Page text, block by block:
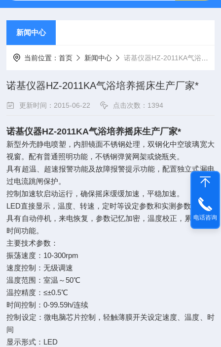
新闻中心
当前位置：首页 新闻中心 诺基仪器HZ-2011KA气浴培养摇床生产厂家*
诺基仪器HZ-2011KA气浴培养摇床生产厂家*
更新时间：2015-06-22 点击次数：1394
诺基仪器HZ-2011KA气浴培养摇床生产厂家*
新型外壳静电喷塑，内胆镜面不锈钢处理，双钢化中空玻璃宽大
视窗。配有普通照明功能，不锈钢弹簧网架或烧瓶夹。
具有超温、超速报警功能及故障报警提示功能，配置独立式漏电
过电流跳闸保护。
控制加速软启动运行，确保摇床缓缓加速，平稳加速。
LED直接显示，温度、转速，定时等设定参数和实测参数。
具有自动停机，来电恢复，参数记忆加密，温度校正，累计工作
时间功能。
主要技术参数：
振荡速度：10-300rpm
速度控制：无级调速
温度范围：室温～50℃
温控精度：≤±0.5℃
时间控制：0-99.59h/连续
控制设定：微电脑芯片控制，轻触薄膜开关设定速度、温度、时
间
显示形式：LED
电话咨询